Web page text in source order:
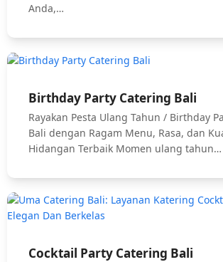
Anda,…
Birthday Party Catering Bali
Rayakan Pesta Ulang Tahun / Birthday
Bali dengan Ragam Menu, Rasa, dan
Hidangan Terbaik Momen ulang tahun…
Cocktail Party Catering Bali